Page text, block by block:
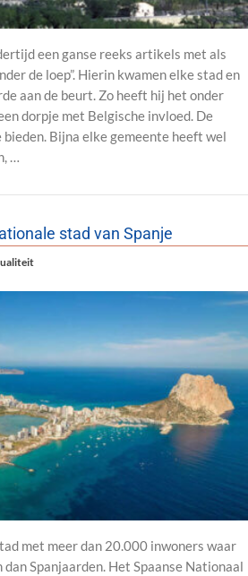
een ganse reeks artikels met als
de loep”. Hierin kwamen elke stad en
aan de beurt. Zo heeft hij het onder
dorpje met Belgische invloed. De
Bijna elke gemeente heeft wel
…
stad van Spanje
met meer dan 20.000 inwoners waar
Spanjaarden. Het Spaanse Nationaal